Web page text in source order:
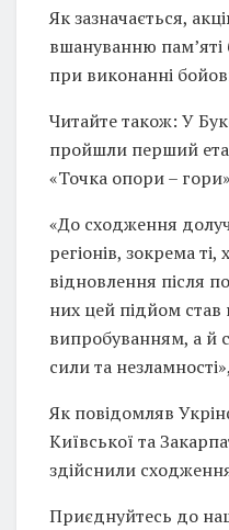
Як зазначається,
вшануванню пам’яті
при виконанні
Читайте також: У
пройшли перший
«Точка опори – гори»
«До сходження
регіонів, зокрема
відновлення після
них цей підйом
випробуванням, а й
сили та
Як повідомляв
Київської та
здійснили
Приєднуйтесь до